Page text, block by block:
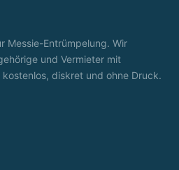
Messie-Entrümpelung. Wir
und Vermieter mit
diskret und ohne Druck.